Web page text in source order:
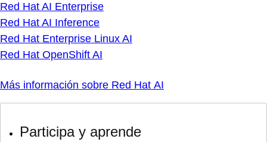
Red Hat AI Enterprise
Red Hat AI Inference
Red Hat Enterprise Linux AI
Red Hat OpenShift AI
Más información sobre Red Hat AI
Participa y aprende